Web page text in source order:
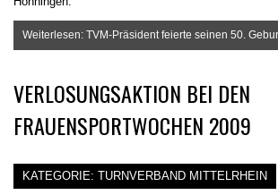
Weiterlesen: TVM-Präsident feierte seinen 50.
VERLOSUNGSAKTION BEI DEN
FRAUENSPORTWOCHEN 2009
KATEGORIE: TURNVERBAND MITTELRHEIN